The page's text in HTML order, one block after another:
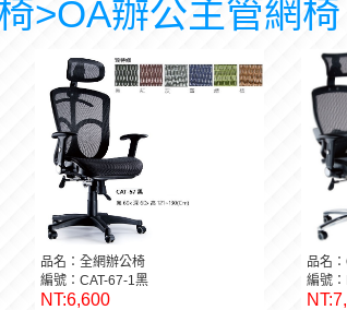
>OA辦公主管網椅
品名：全網辦公椅
編號：CAT-67-1黑
NT:6,600
品名
編號